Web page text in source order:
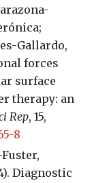
Gallardo,
forces
surface
therapy: an
Rep, 15,
8
Diagnostic